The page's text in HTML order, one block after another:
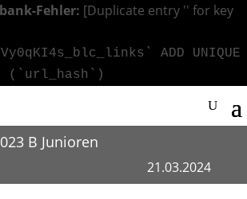
Fehler: [Duplicate entry '' for key
ADD UNIQUE
(`url_hash`)
B Junioren
21.03.2024